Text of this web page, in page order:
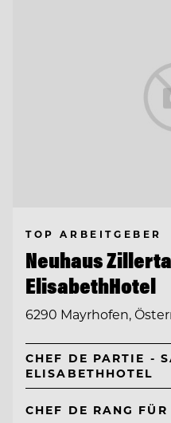
TOP ARBEITGEBER
Neuhaus
ElisabethHotel
6290 Mayrhofen,
CHEF DE PARTIE - SAUCIER IM
ELISABETHHOTEL
CHEF DE RANG